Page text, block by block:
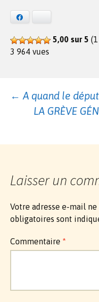
5,00 sur 5
3 964 vues
← A quand le
LA GRÈVE
Laisser un
Votre adresse e-mail ne
obligatoires sont
Commentaire *